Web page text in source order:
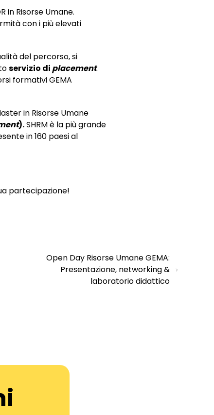
in Risorse Umane.
con i più elevati
del percorso, si
servizio diplacement.
formativi GEMA
in Risorse Umane
).SHRM è la più grande
in 160 paesi al
partecipazione!
Open Day Risorse Umane GEMA:
Presentazione, networking &
laboratorio didattico